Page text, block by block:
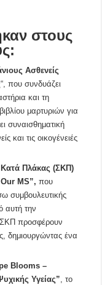
στους
Ασθενείς
“, που συνδυάζει
και τη
μαρτυριών για
συναισθηματική
και τις οικογένειές
Κατά Πλάκας (ΣΚΠ)
MS”, που
συμβουλευτικής
αυτή την
ΣΚΠ προσφέρουν
δημιουργώντας ένα
Blooms –
Υγείας” , το